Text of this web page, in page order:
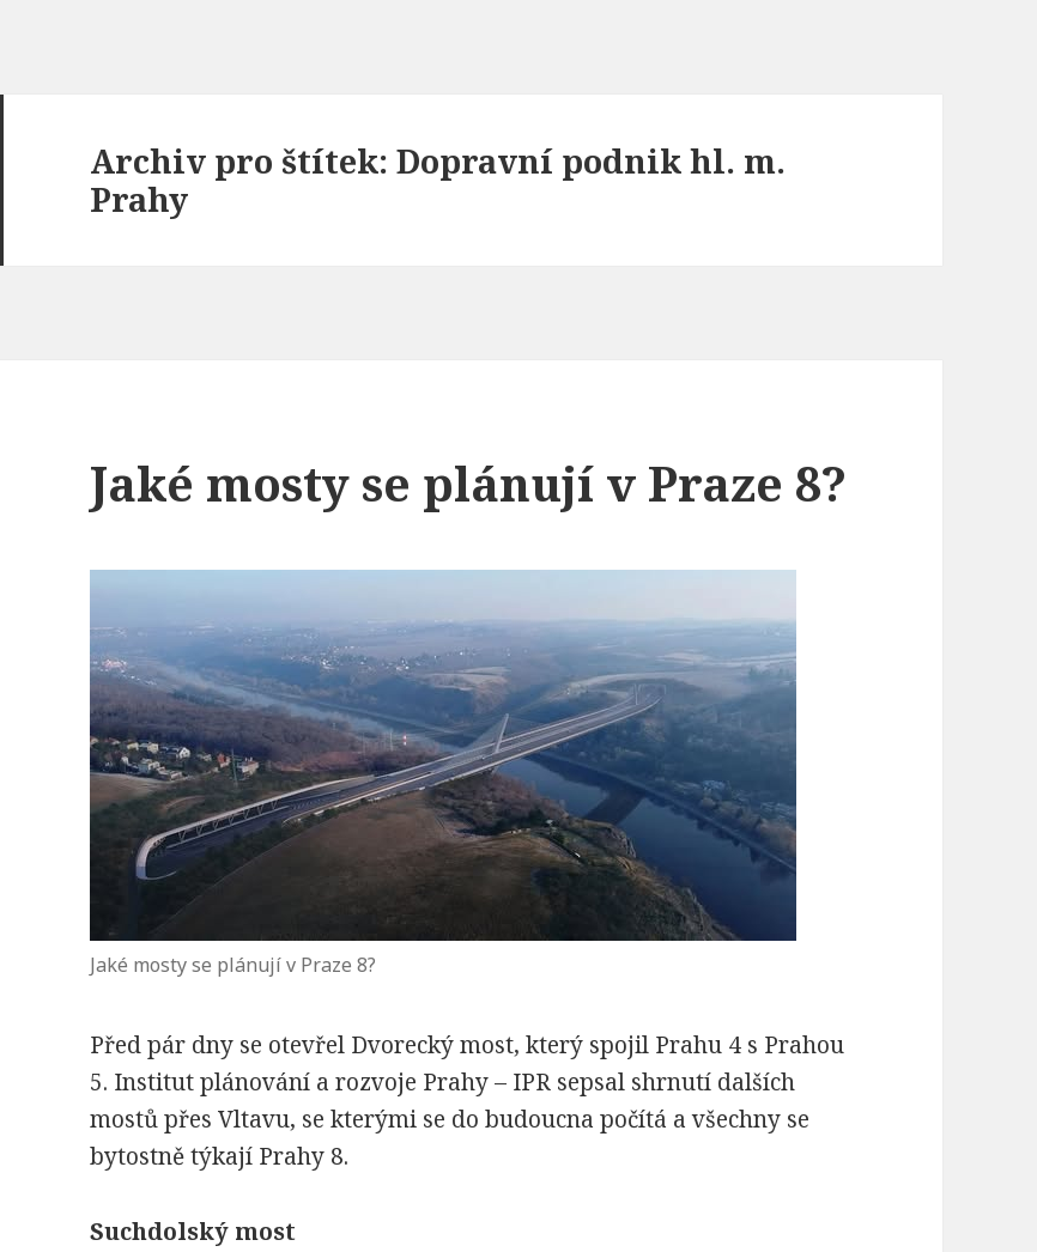
Archiv pro štítek: Dopravní podnik hl. m.
Prahy
Jaké mosty se plánují v Praze 8?
Jaké mosty se plánují v Praze 8?
Před pár dny se otevřel Dvorecký most, který spojil Prahu 4 s Prahou
5. Institut plánování a rozvoje Prahy – IPR sepsal shrnutí dalších
mostů přes Vltavu, se kterými se do budoucna počítá a všechny se
bytostně týkají Prahy 8.
Suchdolský most